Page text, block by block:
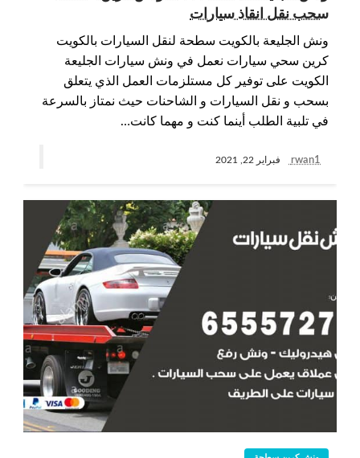
سحب نقل انقاذ سيارات
ونش الجليعة بالكويت سطحة لنقل السيارات بالكويت
كرين سحي سيارات نعمل في ونش سيارات الجليعة
الكويت على توفير كل مستلزمات العمل الذي يتعلق
بسحب و نقل السيارات و الشاحنات حيث نمتاز بالسرعة
في تلبية الطلب أينما كنت و مهما كانت…
rwan1 فبراير 22, 2021